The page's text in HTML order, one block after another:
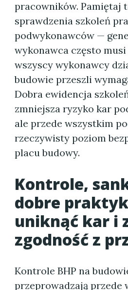
pracowników. Pamiętaj
sprawdzenia szkoleń
podwykonawców —
wykonawca często musi
wszyscy wykonawcy
budowie przeszli
Dobra ewidencja
zmniejsza ryzyko kar
ale przede wszystkim
rzeczywisty poziom
placu budowy.
Kontrole,
dobre
uniknąć kar i
zgodność z
Kontrole BHP na
przeprowadzają przede